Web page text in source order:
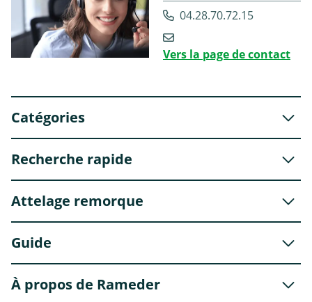
04.28.70.72.15
Vers la page de contact
Catégories
Recherche rapide
Attelage remorque
Guide
À propos de Rameder